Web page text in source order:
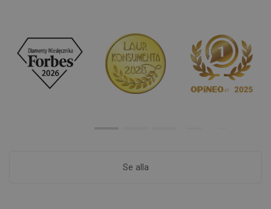
Se alla